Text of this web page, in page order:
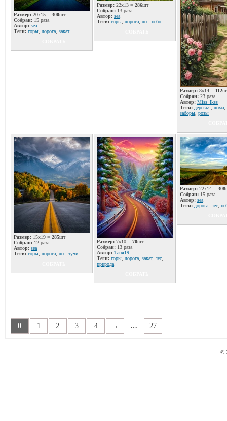
Размер: 20x15 = 300шт
Собран: 15 раза
Автор: sea
Теги: горы дорога закат
Размер: 22x13 = 286шт
Собран: 13 раза
Автор: sea
Теги: горы дорога лес небо
Размер: 8x14 = 112
Собран: 23 раза
Автор: Miss_Ikss
Теги: деревья дома
заборы розы
Размер: 15x19 = 285шт
Собран: 12 раза
Автор: sea
Теги: горы дорога лес тучи
Размер: 7x10 = 70шт
Собран: 13 раза
Автор: Таня19
Теги: горы дорога закат, лес
природа
Размер: 22x14 = 308
Собран: 15 раза
Автор: sea
Теги: дорога лес
0 1 2 3 4 → … 27
©